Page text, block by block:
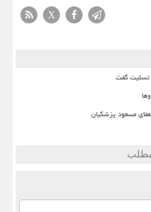
X
تسلیت گفت
مطلب